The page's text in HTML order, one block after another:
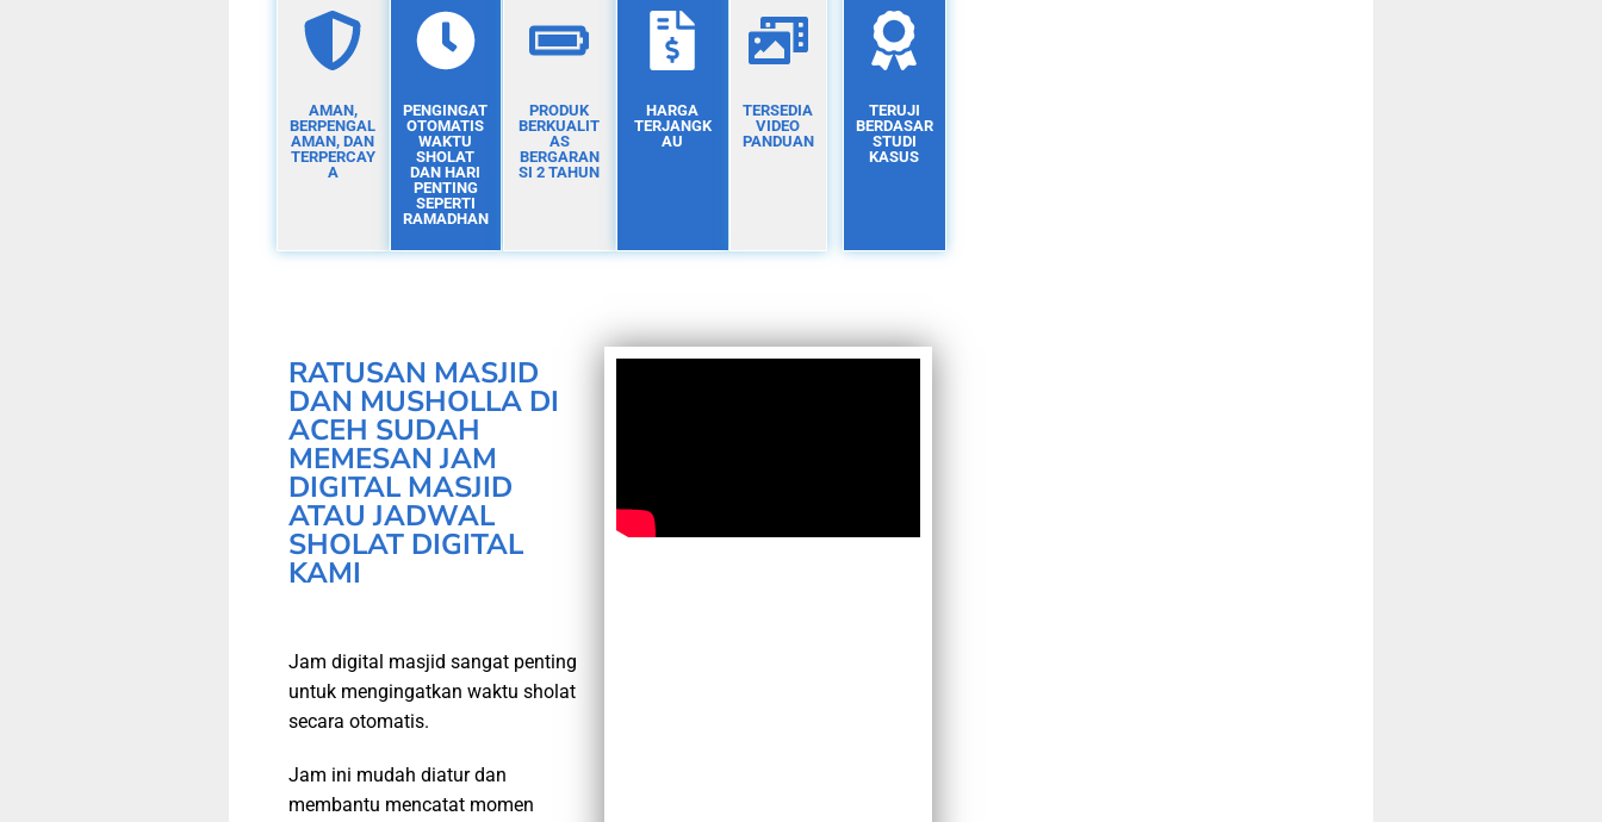
AMAN,
BERPENGAL
AMAN, DAN
TERPERCAY
A
PENGINGAT
OTOMATIS
WAKTU
SHOLAT
DAN HARI
PENTING
SEPERTI
RAMADHAN
PRODUK
BERKUALIT
AS
BERGARAN
SI 2 TAHUN
HARGA
TERJANGK
AU
TERSEDIA
VIDEO
PANDUAN
TERUJI
BERDASAR
STUDI
KASUS
RATUSAN MASJID
DAN MUSHOLLA DI
ACEH SUDAH
MEMESAN JAM
DIGITAL MASJID
ATAU JADWAL
SHOLAT DIGITAL
KAMI
Jam digital masjid sangat penting
untuk mengingatkan waktu sholat
secara otomatis.
Jam ini mudah diatur dan
membantu mencatat momen